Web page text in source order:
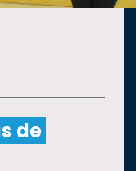
de